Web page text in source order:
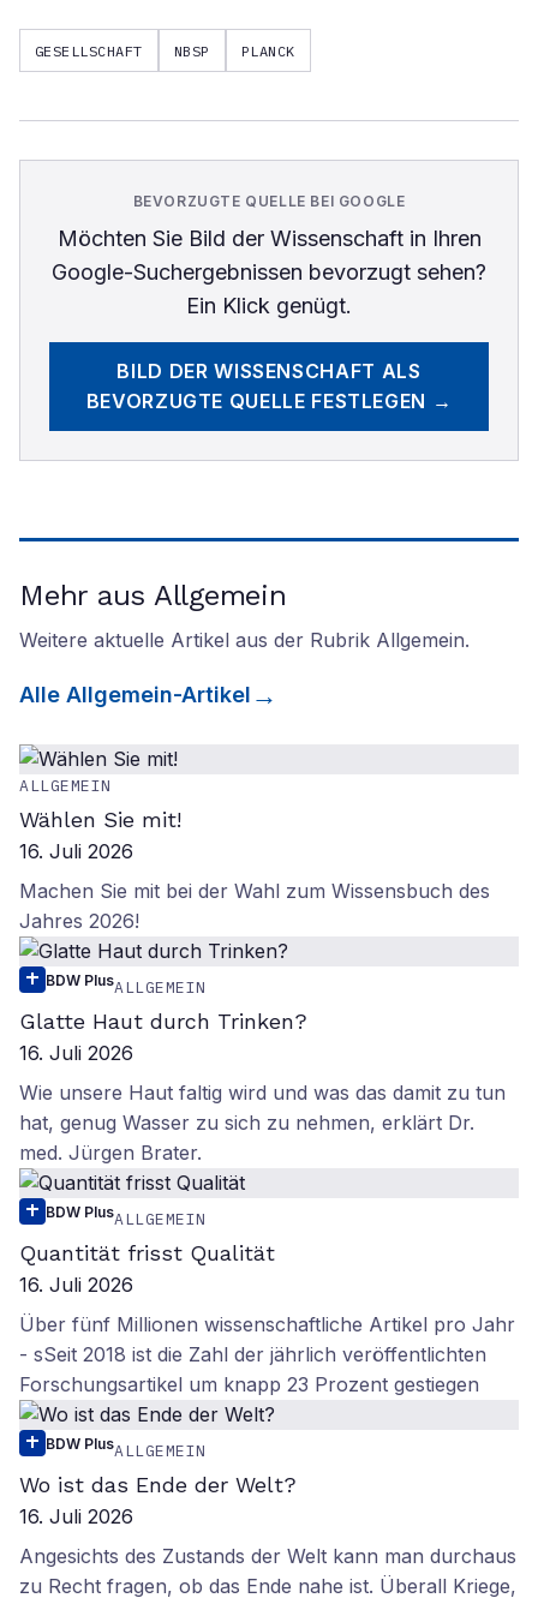
GESELLSCHAFT NBSP PLANCK
BEVORZUGTE QUELLE BEI GOOGLE
Möchten Sie Bild der Wissenschaftin Ihren
Google-Suchergebnissen bevorzugt sehen?
Ein Klick genügt.
BILD DER WISSENSCHAFT ALS
BEVORZUGTE QUELLE FESTLEGEN →
Mehr aus Allgemein
Weitere aktuelle Artikel aus der Rubrik Allgemein.
Alle Allgemein-Artikel
ALLGEMEIN
Wählen Sie mit!
16. Juli 2026
Machen Sie mit bei der Wahl zum Wissensbuch des
Jahres 2026!
BDW PlusALLGEMEIN
Glatte Haut durch Trinken?
16. Juli 2026
Wie unsere Haut faltig wird und was das damit zu tun
hat, genug Wasser zu sich zu nehmen, erklärt Dr.
med. Jürgen Brater.
BDW PlusALLGEMEIN
Quantität frisst Qualität
16. Juli 2026
Über fünf Millionen wissenschaftliche Artikel pro Jahr
- sSeit 2018 ist die Zahl der jährlich veröffentlichten
Forschungsartikel um knapp 23 Prozent gestiegen
BDW PlusALLGEMEIN
Wo ist das Ende der Welt?
16. Juli 2026
Angesichts des Zustands der Welt kann man durchaus
zu Recht fragen, ob das Ende nahe ist. Überall Kriege,